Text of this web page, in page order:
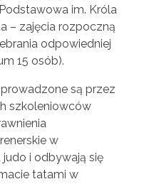
im. Króla
– zajęcia rozpoczną
odpowiedniej
15 osób).
są przez
szkoleniowców
w
i odbywają się
tatami w